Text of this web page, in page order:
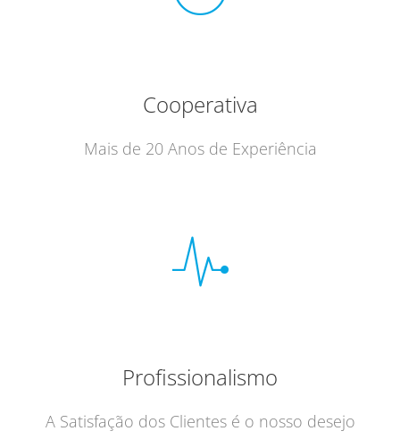
Cooperativa
Mais de 20 Anos de Experiência
Profissionalismo
A Satisfação dos Clientes é o nosso desejo